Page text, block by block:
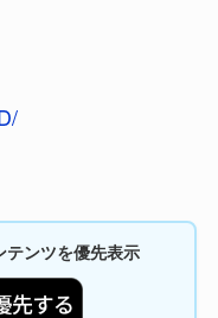
ンツを優先表示